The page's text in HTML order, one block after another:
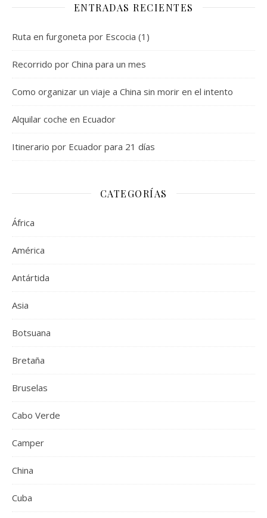
ENTRADAS RECIENTES
Ruta en furgoneta por Escocia (1)
Recorrido por China para un mes
Como organizar un viaje a China sin morir en el intento
Alquilar coche en Ecuador
Itinerario por Ecuador para 21 días
CATEGORÍAS
África
América
Antártida
Asia
Botsuana
Bretaña
Bruselas
Cabo Verde
Camper
China
Cuba